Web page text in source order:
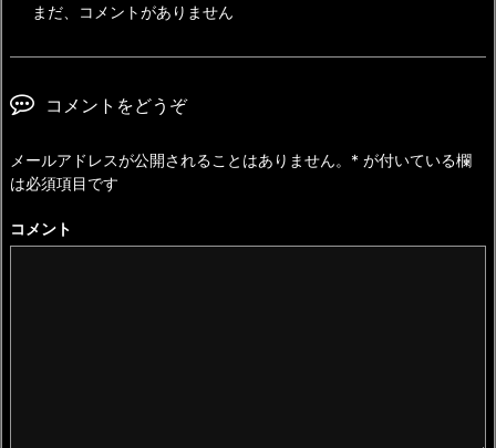
まだ、コメントがありません
コメントをどうぞ
メールアドレスが公開されることはありません。 * が付いている欄
は必須項目です
コメント